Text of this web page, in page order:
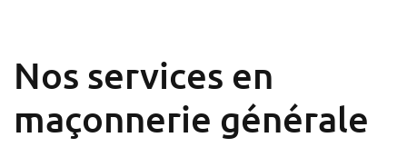
Nos services en
maçonnerie générale